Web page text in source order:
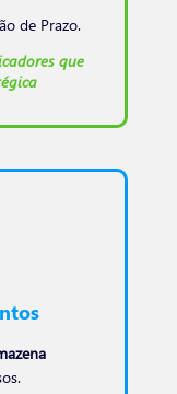
de Prazo.
que